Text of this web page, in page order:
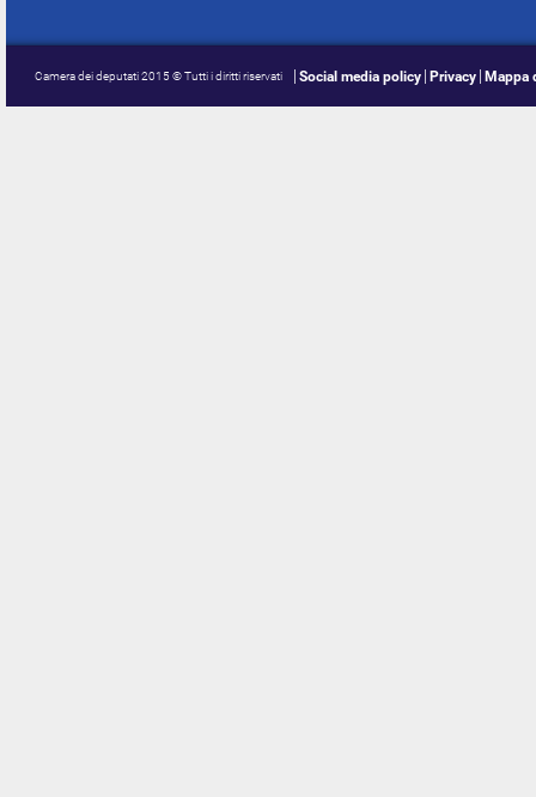
Camera dei deputati 2015 © Tutti i diritti riservati Social media policy Privacy Mappa